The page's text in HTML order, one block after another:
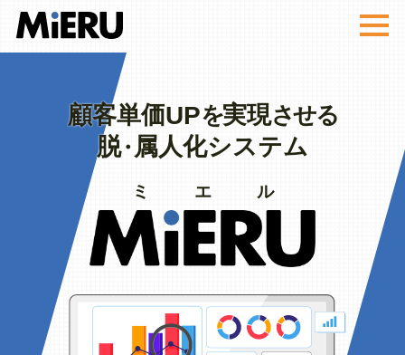
MiERU
顧客単価UPを実現させる
脱・属人化システム
ミエル